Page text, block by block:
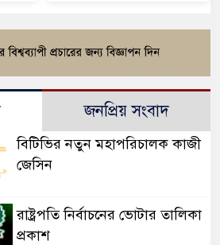
জনপ্রিয় সংবাদ
বিটিভির নতুন মহাপরিচালক কাজী
জেসিন
রাষ্ট্রপতি নির্বাচনের ভোটার তালিকা
প্রকাশ